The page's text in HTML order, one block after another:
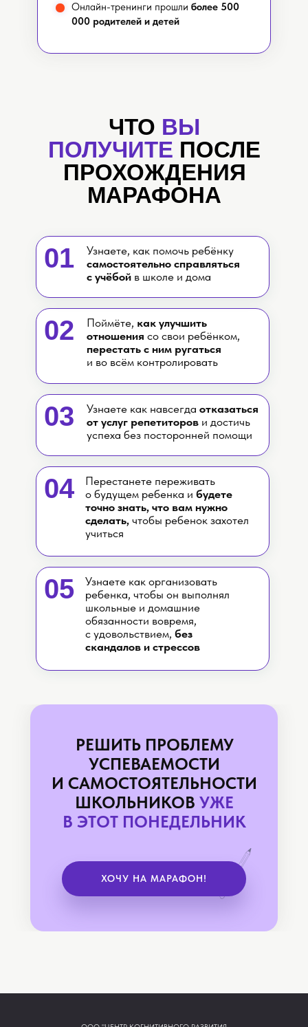
Онлайн-тренинги прошли более 500
000 родителей и детей
ЧТО ВЫ
ПОЛУЧИТЕ ПОСЛЕ
ПРОХОЖДЕНИЯ
МАРАФОНА
04
05
02 Поймёте, как улучшить
отношения со свои ребёнком,
перестать с ним ругаться
и во всём контролировать
03 Узнаете как навсегда отказаться
от услуг репетиторов и достичь
успеха без посторонней помощи
01
Перестанете переживать
о будущем ребенка и будете
точно знать, что вам нужно
сделать, чтобы ребенок захотел
учиться
Узнаете, как помочь ребёнку
самостоятельно справляться
с учёбой в школе и дома
Узнаете как организовать
ребенка, чтобы он выполнял
школьные и домашние
обязанности вовремя,
с удовольствием, без
скандалов и стрессов
РЕШИТЬ ПРОБЛЕМУ
УСПЕВАЕМОСТИ
И САМОСТОЯТЕЛЬНОСТИ
ШКОЛЬНИКОВ УЖЕ
В ЭТОТ ПОНЕДЕЛЬНИК
ХОЧУ НА МАРАФОН!